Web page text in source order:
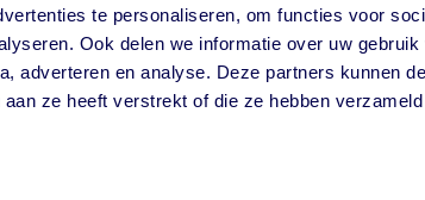
te personaliseren, om functies voor
Ook delen we informatie over uw gebruik
adverteren en analyse. Deze partners kunnen
ze heeft verstrekt of die ze hebben
FAQ
Contact